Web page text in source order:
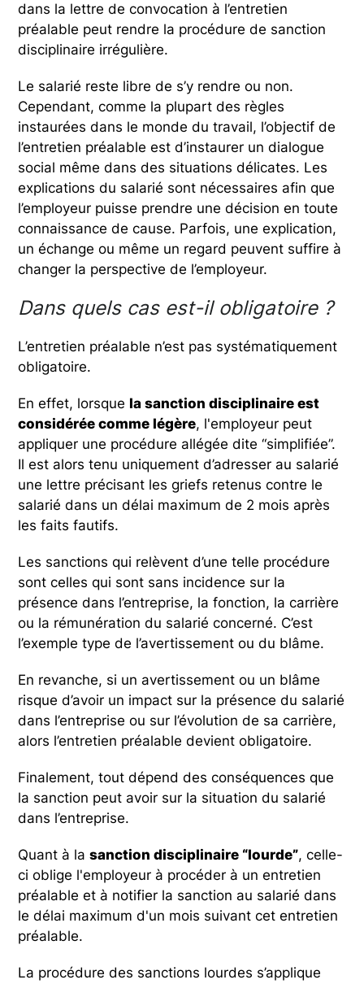
dans la lettre de convocation à l’entretien
préalable peut rendre la procédure de sanction
disciplinaire irrégulière.
Le salarié reste libre de s’y rendre ou non.
Cependant, comme la plupart des règles
instaurées dans le monde du travail, l’objectif de
l’entretien préalable est d’instaurer un dialogue
social même dans des situations délicates. Les
explications du salarié sont nécessaires afin que
l’employeur puisse prendre une décision en toute
connaissance de cause. Parfois, une explication,
un échange ou même un regard peuvent suffire à
changer la perspective de l’employeur.
Dans quels cas est-il obligatoire ?
L’entretien préalable n’est pas systématiquement
obligatoire.
En effet, lorsque la sanction disciplinaire est
considérée comme légère, l'employeur peut
appliquer une procédure allégée dite “simplifiée”.
Il est alors tenu uniquement d’adresser au salarié
une lettre précisant les griefs retenus contre le
salarié dans un délai maximum de 2 mois après
les faits fautifs.
Les sanctions qui relèvent d’une telle procédure
sont celles qui sont sans incidence sur la
présence dans l’entreprise, la fonction, la carrière
ou la rémunération du salarié concerné. C’est
l’exemple type de l’avertissement ou du blâme.
En revanche, si un avertissement ou un blâme
risque d’avoir un impact sur la présence du salarié
dans l’entreprise ou sur l’évolution de sa carrière,
alors l’entretien préalable devient obligatoire.
Finalement, tout dépend des conséquences que
la sanction peut avoir sur la situation du salarié
dans l’entreprise.
Quant à lasanction disciplinaire “lourde”, celle-
ci oblige l'employeur à procéder à un entretien
préalable et à notifier la sanction au salarié dans
le délai maximum d'un mois suivant cet entretien
préalable.
La procédure des sanctions lourdes s’applique